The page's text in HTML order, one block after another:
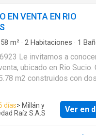
EN VENTA EN RIO
58 m² · 2 Habitaciones · 1
Le invitamos a
ubicado en Rio Sucio.
m2 construidos con dos
Sala comedor, cocina
balcón, terraza, pisos
natural, iluminación
días> Millán y
Raíz S.A.S
Ver en